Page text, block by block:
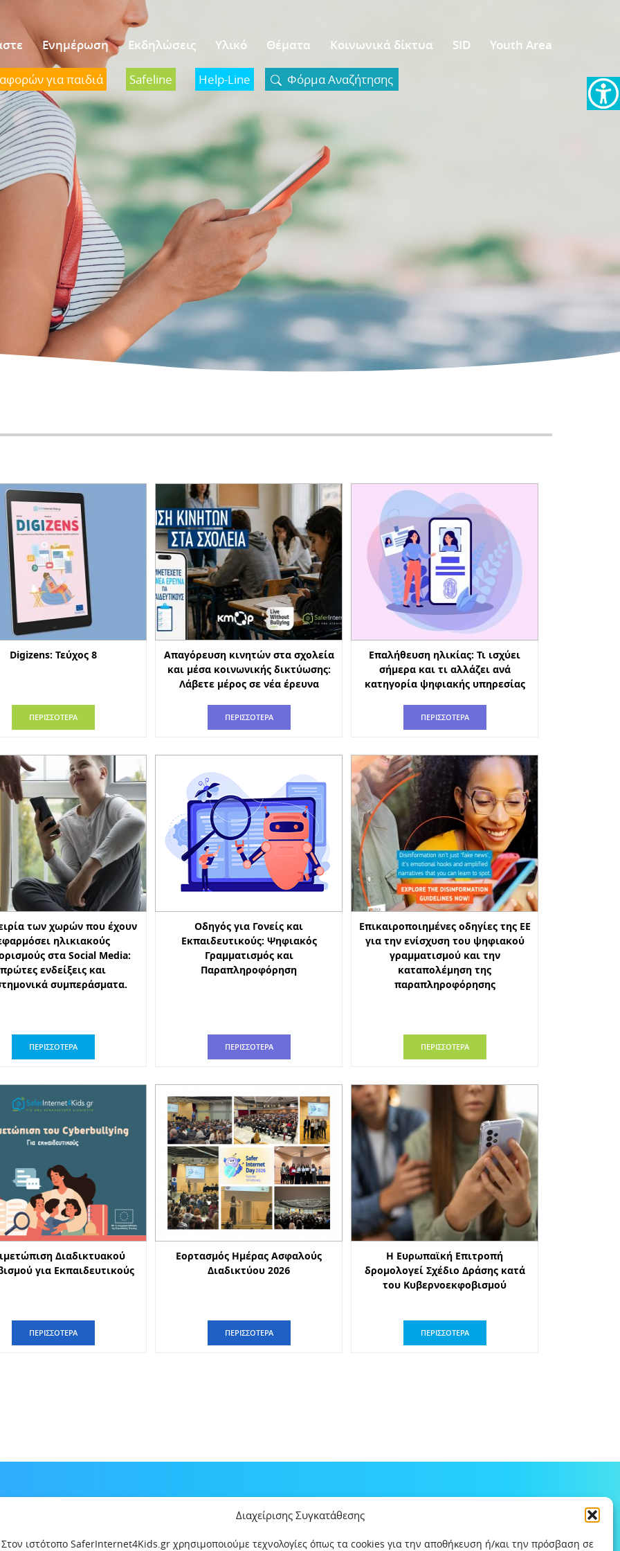
Διαχείρισης Συγκατάθεσης
Στον ιστότοπο SaferInternet4Kids.gr χρησιμοποιούμε τεχνολογίες όπως τα cookies για την αποθήκευση ή/και την πρόσβαση σε
Ενημέρωση Εκδηλώσεις Υλικό Θέματα Κοινωνικά δίκτυα SID Youth Area
για παιδιά Safeline Help-Line Φόρμα Aναζήτησης
Digizens: Τεύχος 8
ΠΕΡΙΣΣΟΤΕΡΑ
Απαγόρευση κινητών στα σχολεία
και μέσα κοινωνικής δικτύωσης:
Λάβετε μέρος σε νέα έρευνα
ΠΕΡΙΣΣΟΤΕΡΑ
Επαλήθευση ηλικίας: Τι ισχύει
σήμερα και τι αλλάζει ανά
κατηγορία ψηφιακής υπηρεσίας
ΠΕΡΙΣΣΟΤΕΡΑ
των χωρών που έχουν
ηλικιακούς
στα Social Media:
πρώτες ενδείξεις και
συμπεράσματα.
ΠΕΡΙΣΣΟΤΕΡΑ
Οδηγός για Γονείς και
Εκπαιδευτικούς: Ψηφιακός
Γραμματισμός και
Παραπληροφόρηση
ΠΕΡΙΣΣΟΤΕΡΑ
Επικαιροποιημένες οδηγίες της ΕΕ
για την ενίσχυση του ψηφιακού
γραμματισμού και την
καταπολέμηση της
παραπληροφόρησης
ΠΕΡΙΣΣΟΤΕΡΑ
Διαδικτυακού
για Εκπαιδευτικούς
ΠΕΡΙΣΣΟΤΕΡΑ
Εορτασμός Ημέρας Ασφαλούς
Διαδικτύου 2026
ΠΕΡΙΣΣΟΤΕΡΑ
Η Ευρωπαϊκή Επιτροπή
δρομολογεί Σχέδιο Δράσης κατά
του Κυβερνοεκφοβισμού
ΠΕΡΙΣΣΟΤΕΡΑ